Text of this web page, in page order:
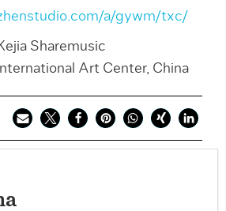
a/gywm/txc/
Sharemusic
Art Center, China